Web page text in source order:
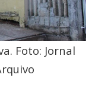
Foto: Jornal